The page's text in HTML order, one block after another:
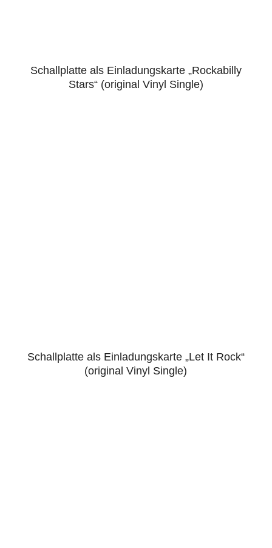
5.00
Schallplatte als Einladungskarte „Rockabilly
Stars“ (original Vinyl Single)
5.00
Schallplatte als Einladungskarte „Let It Rock“
(original Vinyl Single)